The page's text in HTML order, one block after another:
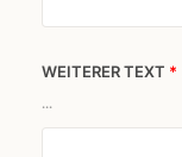
WEITERER TEXT *
...